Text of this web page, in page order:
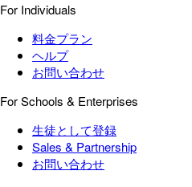
For Individuals
料金プラン
ヘルプ
お問い合わせ
For Schools & Enterprises
生徒として登録
Sales & Partnership
お問い合わせ